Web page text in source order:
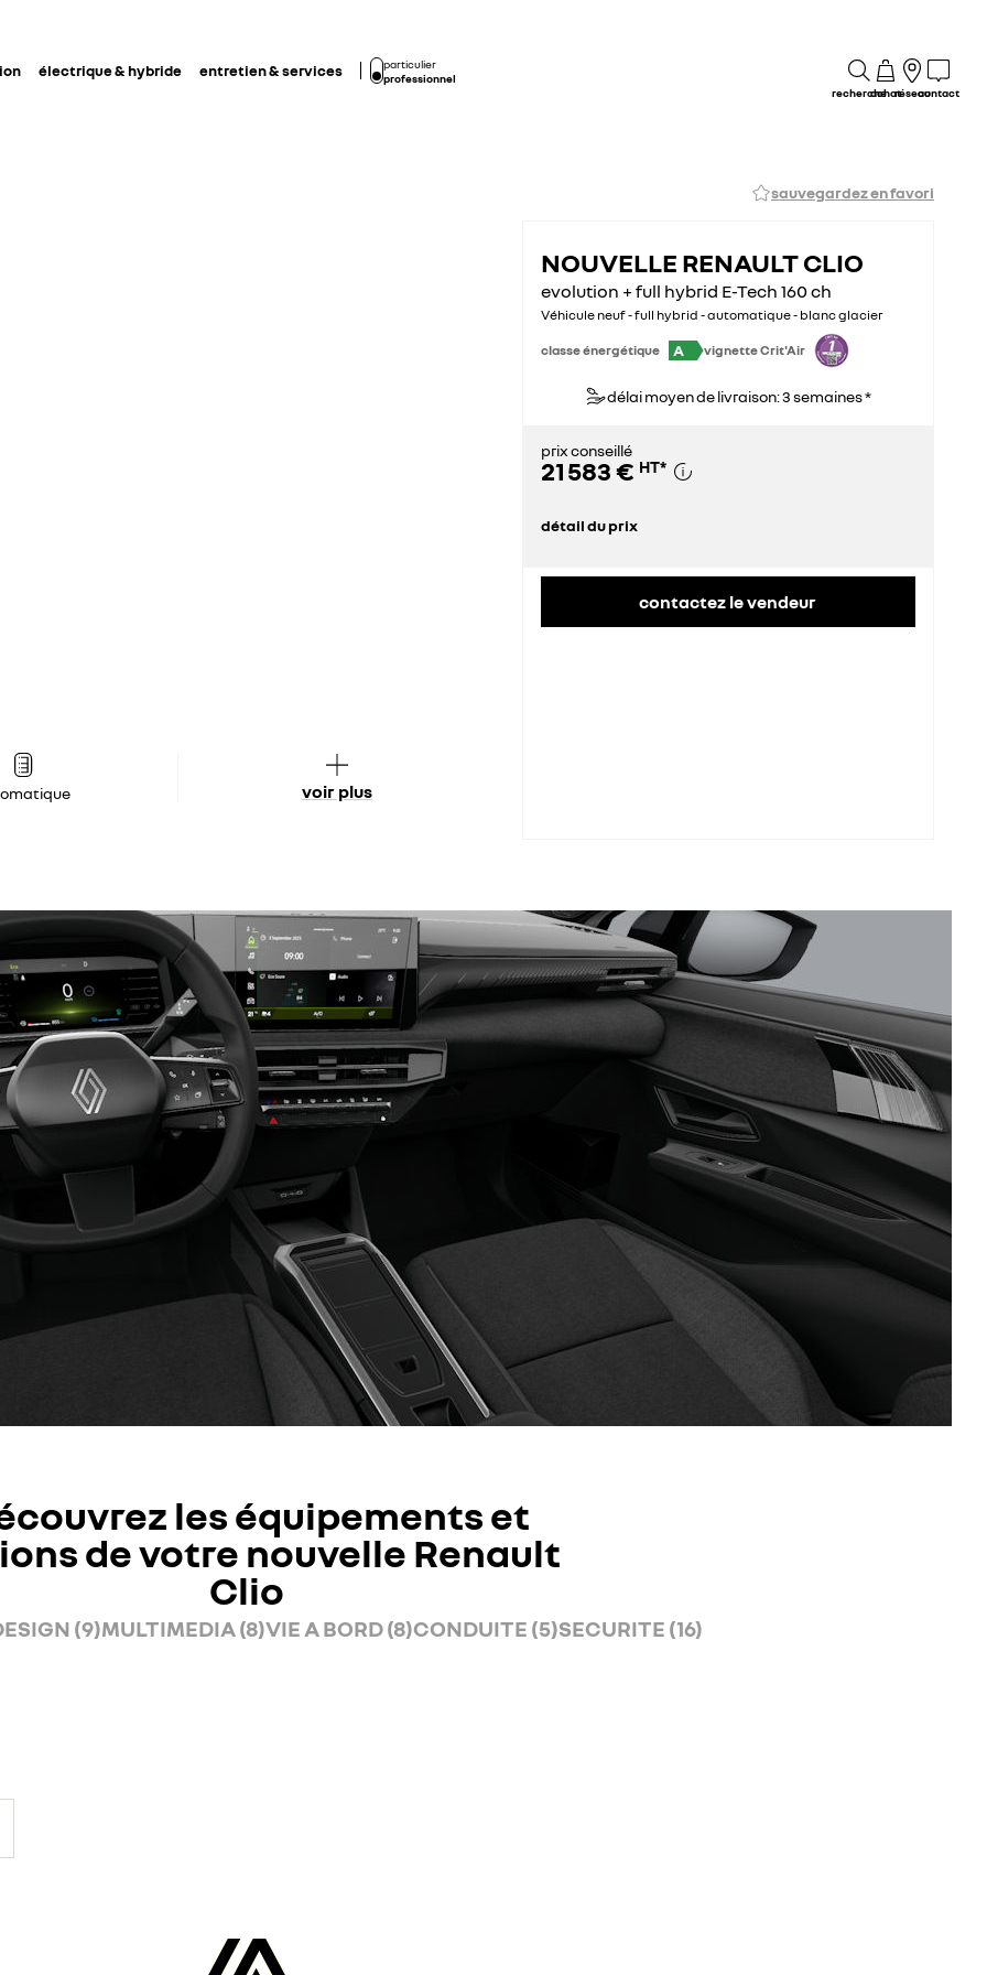
électrique & hybride entretien & services
particulier
professionnel
rechercheachatréseaucontact
sauvegardez en favori
voir plus
NOUVELLE RENAULT CLIO
evolution + full hybrid E-Tech 160 ch
Véhicule neuf - full hybrid - automatique - blanc glacier
classe énergétique A vignette Crit'Air
délai moyen de livraison: 3 semaines *
prix conseillé
21 583 € HT*
détail du prix
contactez le vendeur
les équipements et
de votre nouvelle Renault
Clio
(9)MULTIMEDIA (8)VIE A BORD (8)CONDUITE (5)SECURITE (16)